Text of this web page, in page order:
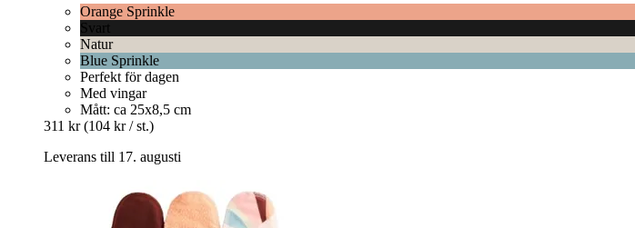
Orange Sprinkle
Svart
Natur
Blue Sprinkle
Perfekt för dagen
Med vingar
Mått: ca 25x8,5 cm
311 kr (104 kr / st.)
Leverans till 17. augusti